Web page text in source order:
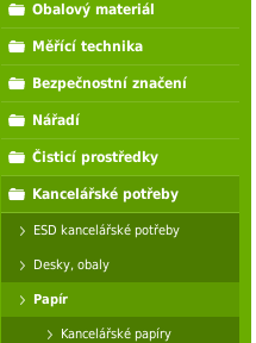
Obalový materiál
Měřící technika
Bezpečnostní značení
Nářadí
Čisticí prostředky
Kancelářské potřeby
ESD kancelářské potřeby
Desky, obaly
Papír
Kancelářské papíry